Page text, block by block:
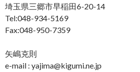
埼玉県三郷市早稲田6-20-14
Tel:048-934-5169
Fax:048-950-7359
矢嶋克則
e-mail : yajima@kigumi.ne.jp